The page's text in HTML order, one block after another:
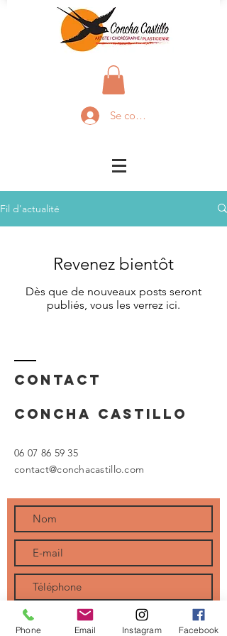
Se connecter
Fil d'actualité
Revenez bientôt
Dès que de nouveaux posts seront
publiés, vous les verrez ici.
Contact
concha castillo
06 07 86 59 35
contact@conchacastillo.com
Phone Email Instagram Facebook